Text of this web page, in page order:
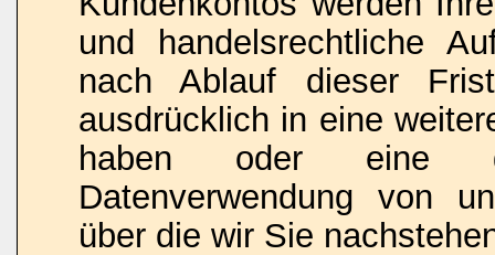
und handelsrechtliche
nach Ablauf dieser
ausdrücklich in eine
haben oder eine
Datenverwendung von
über die wir Sie